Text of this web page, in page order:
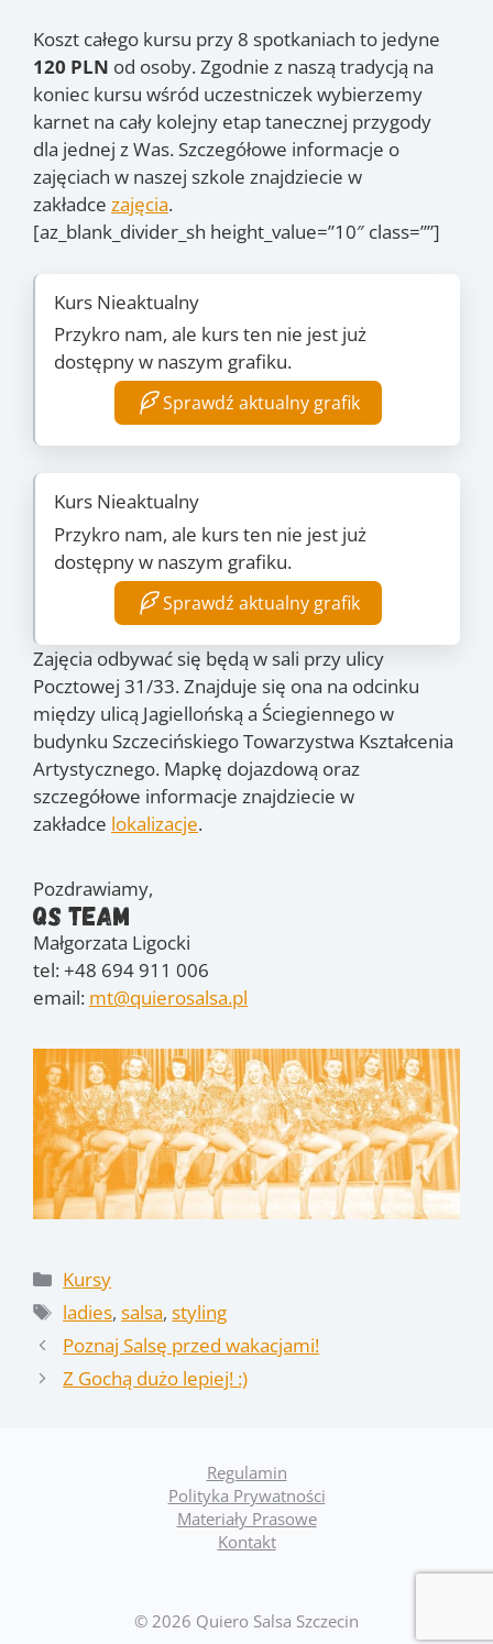
Koszt całego kursu przy 8 spotkaniach to jedyne
120 PLN od osoby. Zgodnie z naszą tradycją na
koniec kursu wśród uczestniczek wybierzemy
karnet na cały kolejny etap tanecznej przygody
dla jednej z Was. Szczegółowe informacje o
zajęciach w naszej szkole znajdziecie w
zakładce zajęcia.
[az_blank_divider_sh height_value=”10″ class=””]
Kurs Nieaktualny
Przykro nam, ale kurs ten nie jest już
dostępny w naszym grafiku.
Sprawdź aktualny grafik
Kurs Nieaktualny
Przykro nam, ale kurs ten nie jest już
dostępny w naszym grafiku.
Sprawdź aktualny grafik
Zajęcia odbywać się będą w sali przy ulicy
Pocztowej 31/33. Znajduje się ona na odcinku
między ulicą Jagiellońską a Ściegiennego w
budynku Szczecińskiego Towarzystwa Kształcenia
Artystycznego. Mapkę dojazdową oraz
szczegółowe informacje znajdziecie w
zakładce lokalizacje.
Pozdrawiamy,
QS Team
Małgorzata Ligocki
tel: +48 694 911 006
email: mt@quierosalsa.pl
Kategorie
Kursy
Tagi
ladies,salsa,styling
Poznaj Salsę przed wakacjami!
Z Gochą dużo lepiej! :)
Regulamin
Polityka Prywatności
Materiały Prasowe
Kontakt
© 2026 Quiero Salsa Szczecin